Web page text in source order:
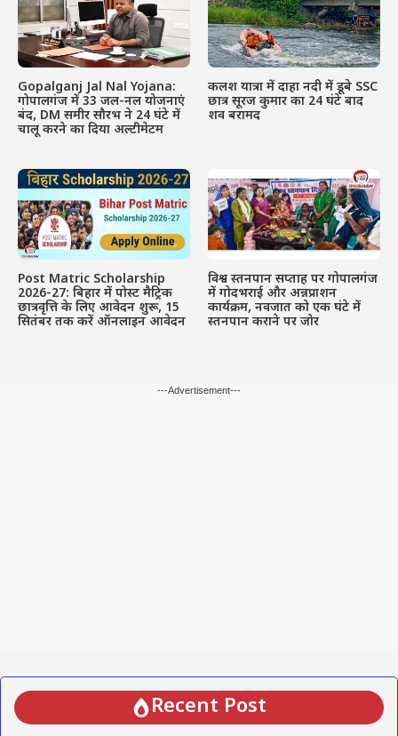
Gopalganj Jal Nal Yojana:
गोपालगंज में 33 जल-नल योजनाएं
बंद, DM समीर सौरभ ने 24 घंटे में
चालू करने का दिया अल्टीमेटम
कलश यात्रा में दाहा नदी में डूबे SSC
छात्र सूरज कुमार का 24 घंटे बाद
शव बरामद
Post Matric Scholarship
2026-27: बिहार में पोस्ट मैट्रिक
छात्रवृत्ति के लिए आवेदन शुरू, 15
सितंबर तक करें ऑनलाइन आवेदन
विश्व स्तनपान सप्ताह पर गोपालगंज
में गोदभराई और अन्नप्राशन
कार्यक्रम, नवजात को एक घंटे में
स्तनपान कराने पर जोर
---Advertisement---
Recent Post